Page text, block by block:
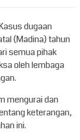
dugaan
(Madina) tahun
semua pihak
oleh lembaga
mengurai dan
keterangan,
ini.